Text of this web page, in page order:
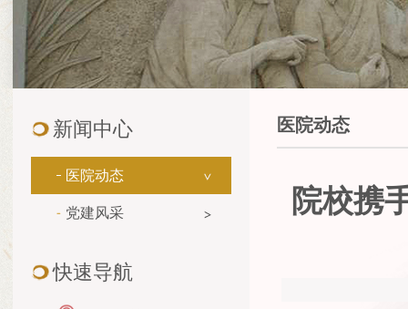
新闻中心
医院动态
党建风采
快速导航
医院动态
院校携